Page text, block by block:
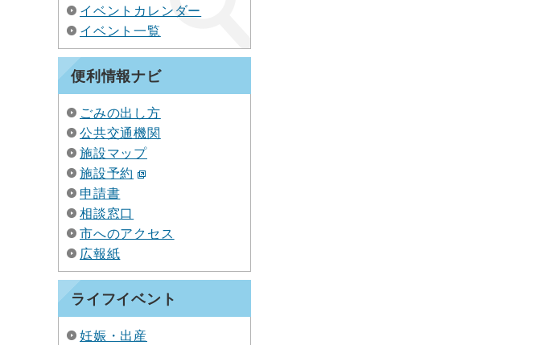
イベントカレンダー
イベント一覧
便利情報ナビ
ごみの出し方
公共交通機関
施設マップ
施設予約
申請書
相談窓口
市へのアクセス
広報紙
ライフイベント
妊娠・出産